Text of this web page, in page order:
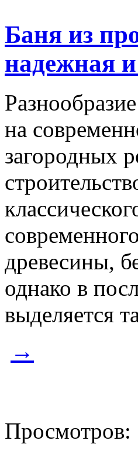
Баня из
надежная
на
загородных
древесины,
однако в
выделяется
→
Просмотров: